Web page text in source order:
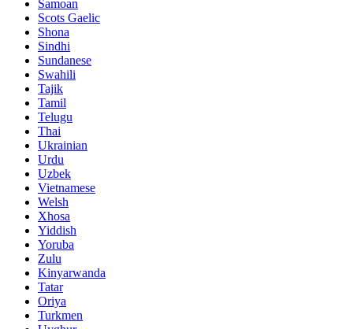
Samoan
Scots Gaelic
Shona
Sindhi
Sundanese
Swahili
Tajik
Tamil
Telugu
Thai
Ukrainian
Urdu
Uzbek
Vietnamese
Welsh
Xhosa
Yiddish
Yoruba
Zulu
Kinyarwanda
Tatar
Oriya
Turkmen